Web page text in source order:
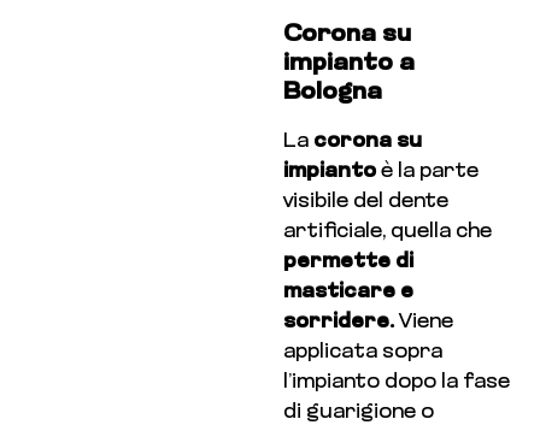
Corona su
impianto a
Bologna
La corona su
impianto è la parte
visibile del dente
artificiale, quella che
permette di
masticare e
sorridere. Viene
applicata sopra
l’impianto dopo la fase
di guarigione o